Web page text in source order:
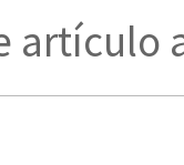
artículo